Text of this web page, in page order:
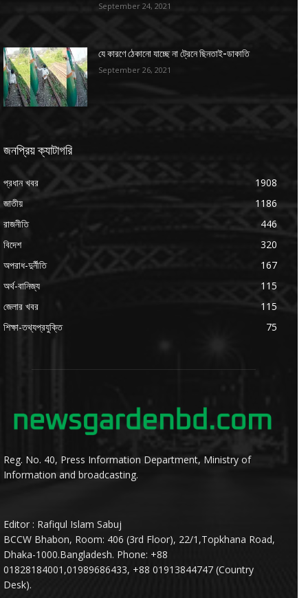
September 24, 2021
যে কারণে ঠেকানো যাচ্ছে না ট্রেনে ছিনতাই-ডাকাতি
September 26, 2021
জনপ্রিয় ক্যাটাগরি
প্রধান খবর
1908
জাতীয়
1186
রাজনীতি
446
বিদেশ
320
অপরাধ-দুর্নীতি
167
অর্থ-বানিজ্য
115
জেলার খবর
115
শিক্ষা-তথ্যপ্রযুক্তি
75
Reg. No. 40, Press Information Department, Ministry of
Information and broadcasting.
Editor : Rafiqul Islam Sabuj
BCCW Bhabon, Room: 406 (3rd Floor), 22/1,Topkhana Road,
Dhaka-1000.Bangladesh. Phone: +88
01828184001,01989686433, +88 01913844747 (Country
Desk).